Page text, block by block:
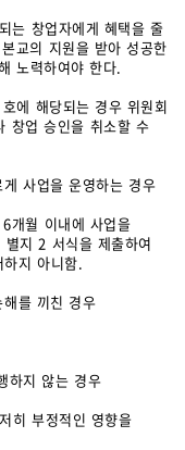
는 창업자에게 혜택을 줄
교의 지원을 받아 성공한
노력하여야 한다.
에 해당되는 경우 위원회
창업 승인을 취소할 수
사업을 운영하는 경우
개월 이내에 사업을
지 2 서식을 제출하여
지 아니함.
를 끼친 경우
하지 않는 경우
히 부정적인 영향을